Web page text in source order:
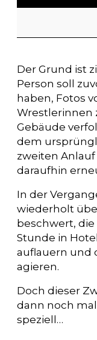
Der Grund ist
Person soll
haben, Fotos
Wrestlerinnen
Gebäude
dem
zweiten
daraufhin
In der
wiederholt
beschwert,
Stunde in
auflauern und
agieren.
Doch dieser
dann noch
speziell…